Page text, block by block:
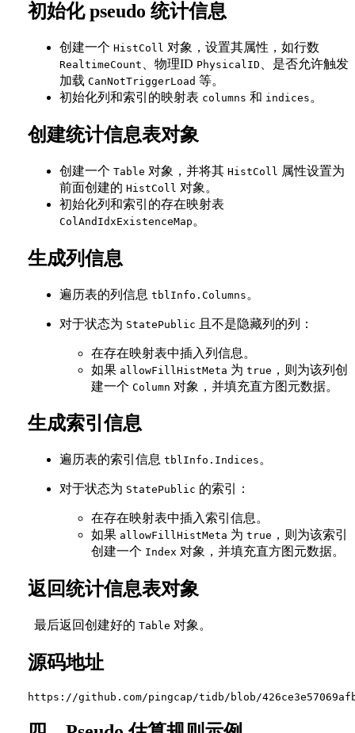
初始化 pseudo 统计信息
创建一个 HistColl 对象，设置其属性，如行数
RealtimeCount 、物理ID PhysicalID
、是否允许触发
加载 CanNotTriggerLoad 等。
初始化列和索引的映射表 columns 和 indices 。
创建统计信息表对象
创建一个 Table 对象，并将其 HistColl 属性设置为
前面创建的 HistColl 对象。
初始化列和索引的存在映射表
ColAndIdxExistenceMap 。
生成列信息
遍历表的列信息 tblInfo.Columns 。
对于状态为 StatePublic 且不是隐藏列的列：
在存在映射表中插入列信息。
如果 allowFillHistMeta 为 true ，则为该列创
建一个 Column 对象，并填充直方图元数据。
生成索引信息
遍历表的索引信息 tblInfo.Indices 。
对于状态为 StatePublic 的索引：
在存在映射表中插入索引信息。
如果 allowFillHistMeta 为 true ，则为该索引
创建一个 Index 对象，并填充直方图元数据。
返回统计信息表对象
最后返回创建好的 Table 对象。
源码地址